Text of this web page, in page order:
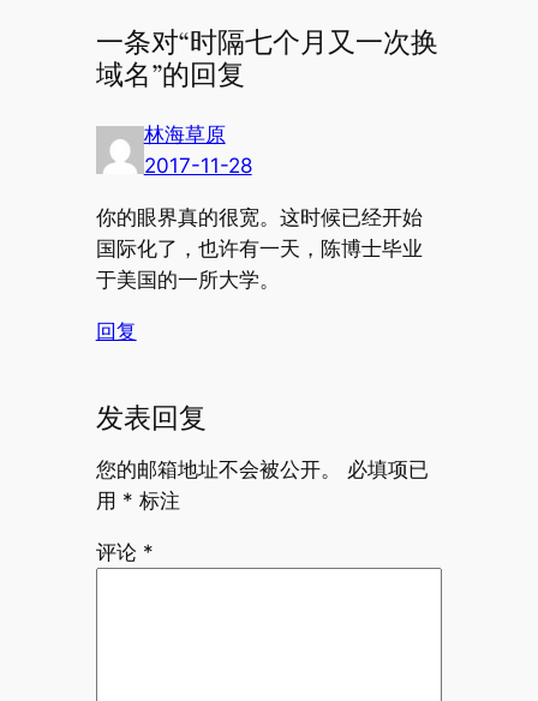
一条对“时隔七个月又一次换
域名”的回复
林海草原
2017-11-28
你的眼界真的很宽。这时候已经开始
国际化了，也许有一天，陈博士毕业
于美国的一所大学。
回复
发表回复
您的邮箱地址不会被公开。
必填项已
用 * 标注
评论 *